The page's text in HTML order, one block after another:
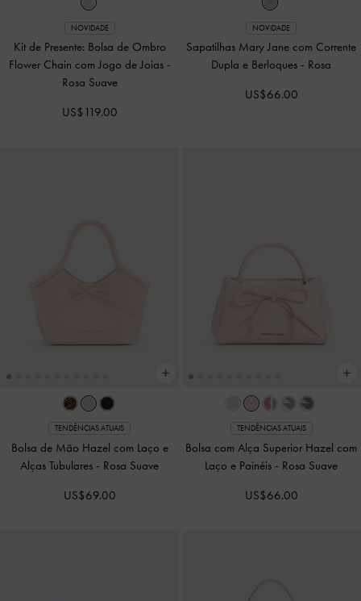
NOVIDADE
Kit de Presente: Bolsa de Ombro
Flower Chain com Jogo de Joias -
Rosa Suave
US$119.00
NOVIDADE
Sapatilhas Mary Jane com Corrente
Dupla e Berloques - Rosa
US$66.00
TENDÊNCIAS ATUAIS
Bolsa de Mão Hazel com Laço e
Alças Tubulares - Rosa Suave
US$69.00
TENDÊNCIAS ATUAIS
Bolsa com Alça Superior Hazel com
Laço e Painéis - Rosa Suave
US$66.00